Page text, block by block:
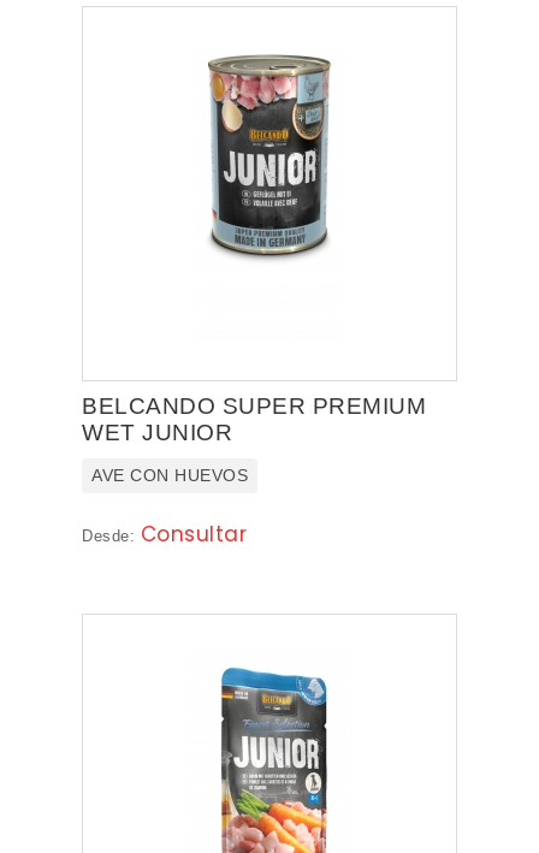
BELCANDO SUPER PREMIUM
WET JUNIOR
AVE CON HUEVOS
Desde: Consultar